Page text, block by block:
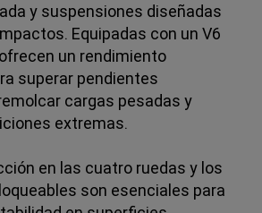
y suspensiones diseñadas
Equipadas con un V6
un rendimiento
superar pendientes
cargas pesadas y
extremas.
en las cuatro ruedas y los
son esenciales para